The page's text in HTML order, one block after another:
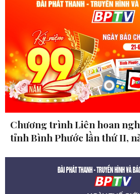
Chương trình Liên hoan
tỉnh Bình Phước lần thứ II,